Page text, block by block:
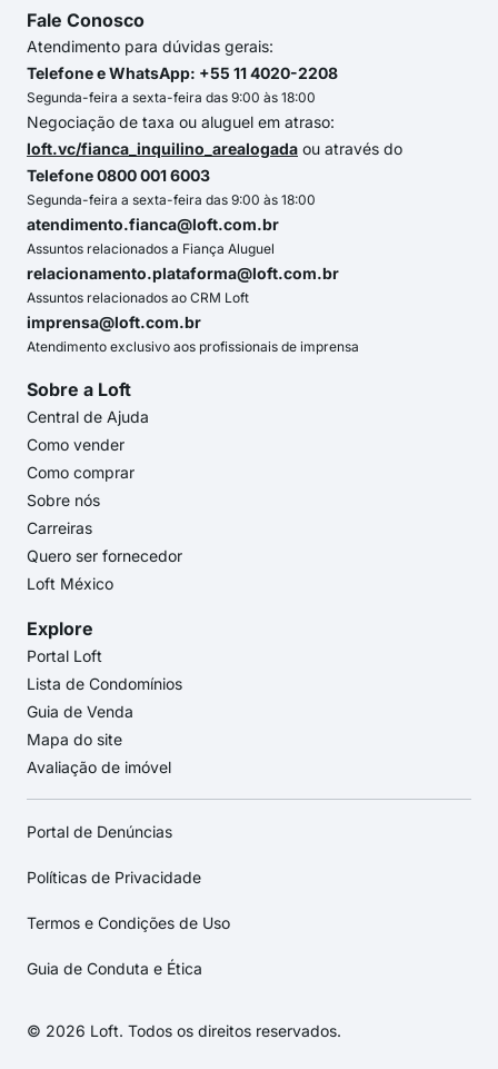
Fale Conosco
Atendimento para dúvidas gerais:
Telefone e WhatsApp: +55 11 4020-2208
Segunda-feira a sexta-feira das 9:00 às 18:00
Negociação de taxa ou aluguel em atraso:
loft.vc/fianca_inquilino_arealogada ou através do
Telefone 0800 001 6003
Segunda-feira a sexta-feira das 9:00 às 18:00
atendimento.fianca@loft.com.br
Assuntos relacionados a Fiança Aluguel
relacionamento.plataforma@loft.com.br
Assuntos relacionados ao CRM Loft
imprensa@loft.com.br
Atendimento exclusivo aos profissionais de imprensa
Sobre a Loft
Central de Ajuda
Como vender
Como comprar
Sobre nós
Carreiras
Quero ser fornecedor
Loft México
Explore
Portal Loft
Lista de Condomínios
Guia de Venda
Mapa do site
Avaliação de imóvel
Portal de Denúncias
Políticas de Privacidade
Termos e Condições de Uso
Guia de Conduta e Ética
© 2026 Loft. Todos os direitos reservados.